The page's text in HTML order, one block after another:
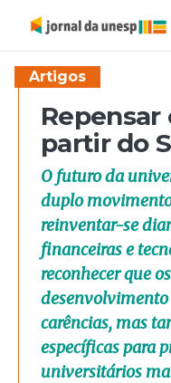
Artigos
partir do
O futuro da
duplo
reinventar-se
financeiras e
reconhecer que
desenvolvimento
carências, mas
específicas para
universitários